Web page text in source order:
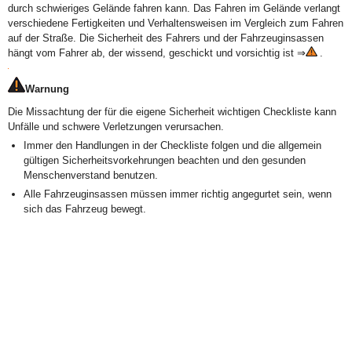
durch schwieriges Gelände fahren kann. Das Fahren im Gelände verlangt
verschiedene Fertigkeiten und Verhaltensweisen im Vergleich zum Fahren
auf der Straße. Die Sicherheit des Fahrers und der Fahrzeuginsassen
hängt vom Fahrer ab, der wissend, geschickt und vorsichtig ist ⇒
.
Warnung
Die Missachtung der für die eigene Sicherheit wichtigen Checkliste kann
Unfälle und schwere Verletzungen verursachen.
Immer den Handlungen in der Checkliste folgen und die allgemein
gültigen Sicherheitsvorkehrungen beachten und den gesunden
Menschenverstand benutzen.
Alle Fahrzeuginsassen müssen immer richtig angegurtet sein, wenn
sich das Fahrzeug bewegt.